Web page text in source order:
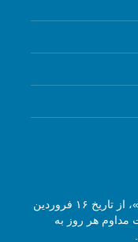
مجله آنلاین موسیقی «گفتگوی هارمونیک»، از تاریخ ۱۶ فروردین
مداوم هر روز به